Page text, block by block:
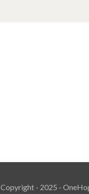
Copyright - 2025 -